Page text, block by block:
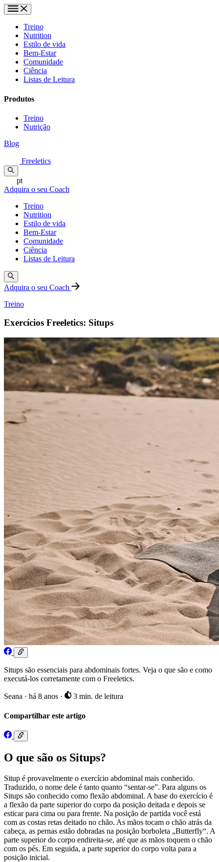
Treino
Nutrition
Estilo de vida
Bem-Estar
Comunidade
Ciência
Listas de Leitura
Produtos
Treino
Nutrição
Blog
Freeletics
pt
Adquira o seu Coach
Treino
Nutrition
Estilo de vida
Bem-Estar
Comunidade
Ciência
Listas de Leitura
Adquira o seu Coach
Treino
Exercícios Freeletics: Situps
Situps são essenciais para abdominais fortes. Veja o que são e como
executá-los corretamente com o Freeletics.
Seana · há 8 anos · 3 min. de leitura
Compartilhar este artigo
O que são os Situps?
Situp é provavelmente o exercício abdominal mais conhecido.
Traduzido, o nome dele é tanto quanto “sentar-se”. Para alguns os
Situps são conhecido como flexão abdominal. A base do exercício é
a flexão da parte superior do corpo da posição deitada e depois se
esticar para cima ou para frente. Na posição de partida você está
com as costas retas deitado no chão. As mãos tocam o chão atrás da
cabeça, as pernas estão dobradas na posição borboleta „Butterfly“. A
parte superior do corpo endireita-se, até que as mãos toquem o chão
com os pés. Em seguida, a parte superior do corpo volta para a
posição inicial.